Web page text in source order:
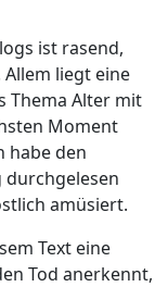
ist rasend,
liegt eine
Thema Alter mit
Moment
habe den
durchgelesen
amüsiert.
Text eine
Tod anerkennt,